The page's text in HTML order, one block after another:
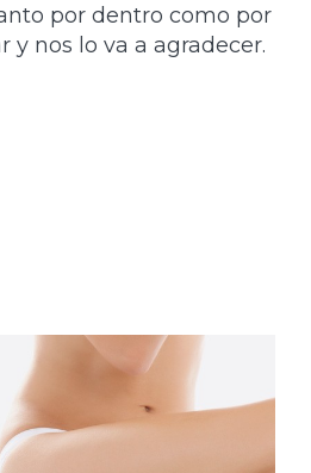
por dentro como por
y nos lo va a agradecer.